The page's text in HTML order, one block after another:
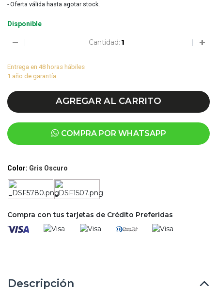
- Oferta válida hasta agotar stock.
Disponible
Cantidad:
Entrega en 48 horas hábiles
1 año de garantía.
AGREGAR AL CARRITO
COMPRA POR WHATSAPP
Color: Gris Oscuro
Compra con tus tarjetas de Crédito Preferidas
Descripción